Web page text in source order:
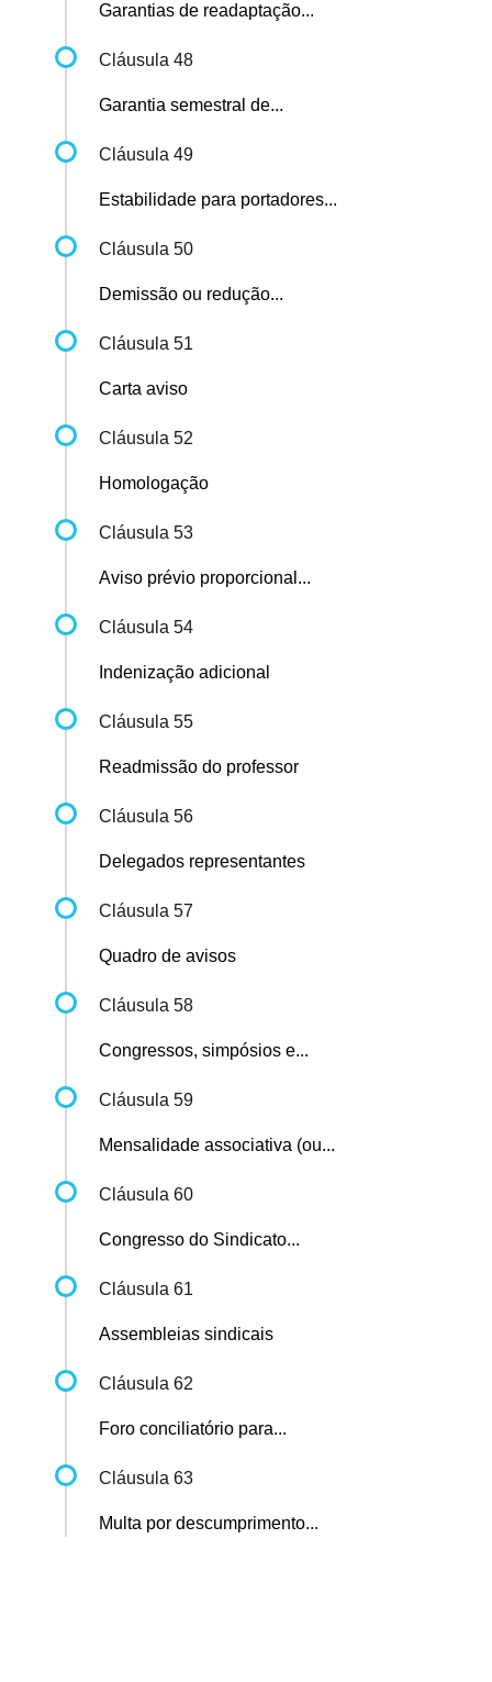
Garantias de readaptação...
Cláusula 48
Garantia semestral de...
Cláusula 49
Estabilidade para portadores...
Cláusula 50
Demissão ou redução...
Cláusula 51
Carta aviso
Cláusula 52
Homologação
Cláusula 53
Aviso prévio proporcional...
Cláusula 54
Indenização adicional
Cláusula 55
Readmissão do professor
Cláusula 56
Delegados representantes
Cláusula 57
Quadro de avisos
Cláusula 58
Congressos, simpósios e...
Cláusula 59
Mensalidade associativa (ou...
Cláusula 60
Congresso do Sindicato...
Cláusula 61
Assembleias sindicais
Cláusula 62
Foro conciliatório para...
Cláusula 63
Multa por descumprimento...